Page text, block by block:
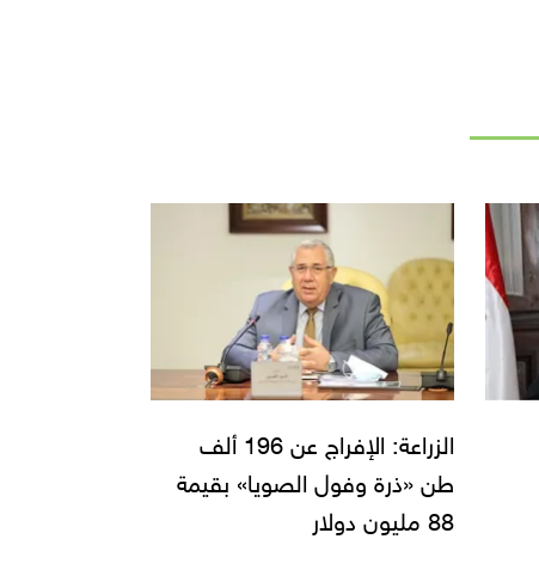
الزراعة: الإفراج عن 196 ألف
طن «ذرة وفول الصويا» بقيمة
88 مليون دولار